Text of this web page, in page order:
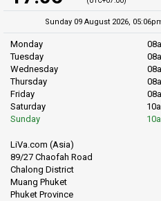
Sunday 09 August 2026,
Monday
Tuesday
Wednesday
Thursday
Friday
Saturday
Sunday
LiVa.com (Asia)
89/27 Chaofah Road
Chalong District
Muang Phuket
Phuket Province